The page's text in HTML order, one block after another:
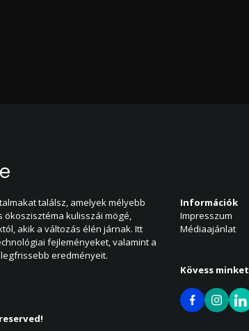
találsz, amelyek mélyebb
kulisszái mögé,
akik a változás élén járnak. Itt
fejleményeket, valamint a
eredményeit.
Információk
Impresszum
Médiaajánlat
Kövess minket